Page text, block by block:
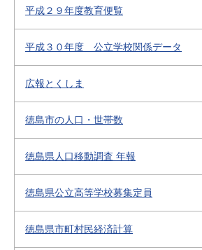
平成２９年度教育便覧
平成３０年度 公立学校関係データ
広報とくしま
徳島市の人口・世帯数
徳島県人口移動調査 年報
徳島県公立高等学校募集定員
徳島県市町村民経済計算